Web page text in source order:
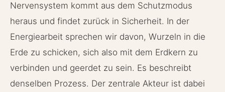
Nervensystem kommt aus dem Schutzmodus
heraus und findet zurück in Sicherheit. In der
Energiearbeit sprechen wir davon, Wurzeln in die
Erde zu schicken, sich also mit dem Erdkern zu
verbinden und geerdet zu sein. Es beschreibt
denselben Prozess. Der zentrale Akteur ist dabei